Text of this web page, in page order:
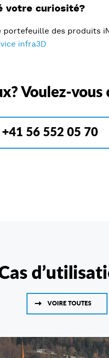
votre curiosité?
portefeuille des produits
infra3D
Voulez-
+41 56 552 05 70
VOIRE TOUTES